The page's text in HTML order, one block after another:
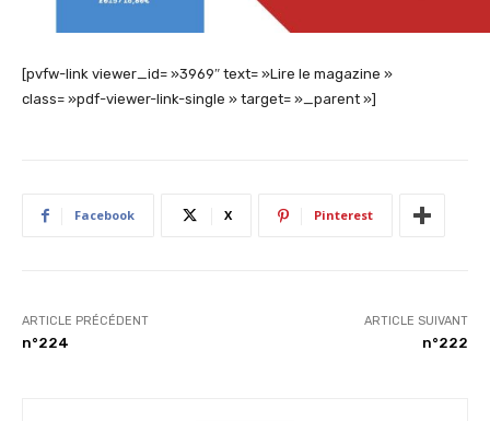
[pvfw-link viewer_id= »3969″ text= »Lire le magazine »
class= »pdf-viewer-link-single » target= »_parent »]
Facebook X Pinterest
ARTICLE PRÉCÉDENT
n°224
ARTICLE SUIVANT
n°222